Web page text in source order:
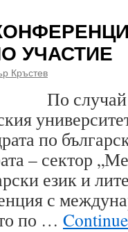
студенти
и
докторанти,
Благоевград,
УЧАСТИЕ
Кръстев
По случай
по
– сектор
език и
с
по …